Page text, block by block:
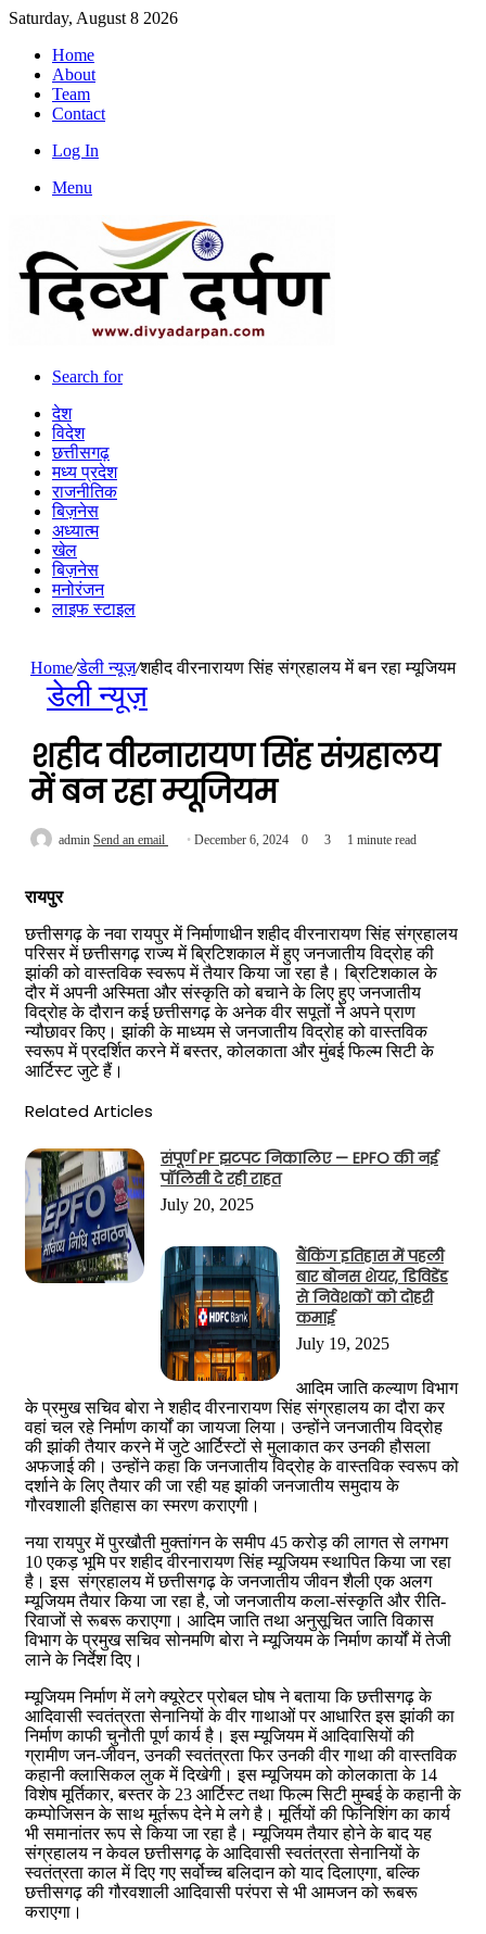
Saturday, August 8 2026
Home
About
Team
Contact
Log In
Menu
Search for
देश
विदेश
छत्तीसगढ़
मध्य प्रदेश
राजनीतिक
बिज़नेस
अध्यात्म
खेल
बिज़नेस
मनोरंजन
लाइफ स्टाइल
Home/डेली न्यूज़/शहीद वीरनारायण सिंह संग्रहालय में बन रहा म्यूजियम
डेली न्यूज़
शहीद वीरनारायण सिंह संग्रहालय
में बन रहा म्यूजियम
admin Send an email December 6, 2024 0 3 1 minute read
रायपुर
छत्तीसगढ़ के नवा रायपुर में निर्माणाधीन शहीद वीरनारायण सिंह संग्रहालय
परिसर में छत्तीसगढ़ राज्य में ब्रिटिशकाल में हुए जनजातीय विद्रोह की
झांकी को वास्तविक स्वरूप में तैयार किया जा रहा है। ब्रिटिशकाल के
दौर में अपनी अस्मिता और संस्कृति को बचाने के लिए हुए जनजातीय
विद्रोह के दौरान कई छत्तीसगढ़ के अनेक वीर सपूतों ने अपने प्राण
न्यौछावर किए। झांकी के माध्यम से जनजातीय विद्रोह को वास्तविक
स्वरूप में प्रदर्शित करने में बस्तर, कोलकाता और मुंबई फिल्म सिटी के
आर्टिस्ट जुटे हैं।
Related Articles
संपूर्ण PF झटपट निकालिए — EPFO की नई
पॉलिसी दे रही राहत
July 20, 2025
बैंकिंग इतिहास में पहली
बार बोनस शेयर, डिविडेंड
से निवेशकों को दोहरी
कमाई
July 19, 2025
आदिम जाति कल्याण विभाग
के प्रमुख सचिव बोरा ने शहीद वीरनारायण सिंह संग्रहालय का दौरा कर
वहां चल रहे निर्माण कार्यों का जायजा लिया। उन्होंने जनजातीय विद्रोह
की झांकी तैयार करने में जुटे आर्टिस्टों से मुलाकात कर उनकी हौसला
अफजाई की। उन्होंने कहा कि जनजातीय विद्रोह के वास्तविक स्वरूप को
दर्शाने के लिए तैयार की जा रही यह झांकी जनजातीय समुदाय के
गौरवशाली इतिहास का स्मरण कराएगी।
नया रायपुर में पुरखौती मुक्तांगन के समीप 45 करोड़ की लागत से लगभग
10 एकड़ भूमि पर शहीद वीरनारायण सिंह म्यूजियम स्थापित किया जा रहा
है। इस संग्रहालय में छत्तीसगढ़ के जनजातीय जीवन शैली एक अलग
म्यूजियम तैयार किया जा रहा है, जो जनजातीय कला-संस्कृति और रीति-
रिवाजों से रूबरू कराएगा। आदिम जाति तथा अनुसूचित जाति विकास
विभाग के प्रमुख सचिव सोनमणि बोरा ने म्यूजियम के निर्माण कार्यों में तेजी
लाने के निर्देश दिए।
म्यूजियम निर्माण में लगे क्यूरेटर प्रोबल घोष ने बताया कि छत्तीसगढ़ के
आदिवासी स्वतंत्रता सेनानियों के वीर गाथाओं पर आधारित इस झांकी का
निर्माण काफी चुनौती पूर्ण कार्य है। इस म्यूजियम में आदिवासियों की
ग्रामीण जन-जीवन, उनकी स्वतंत्रता फिर उनकी वीर गाथा की वास्तविक
कहानी क्लासिकल लुक में दिखेगी। इस म्यूजियम को कोलकाता के 14
विशेष मूर्तिकार, बस्तर के 23 आर्टिस्ट तथा फिल्म सिटी मुम्बई के कहानी के
कम्पोजिसन के साथ मूर्तरूप देने मे लगे है। मूर्तियों की फिनिशिंग का कार्य
भी समानांतर रूप से किया जा रहा है। म्यूजियम तैयार होने के बाद यह
संग्रहालय न केवल छत्तीसगढ़ के आदिवासी स्वतंत्रता सेनानियों के
स्वतंत्रता काल में दिए गए सर्वोच्च बलिदान को याद दिलाएगा, बल्कि
छत्तीसगढ़ की गौरवशाली आदिवासी परंपरा से भी आमजन को रूबरू
कराएगा।